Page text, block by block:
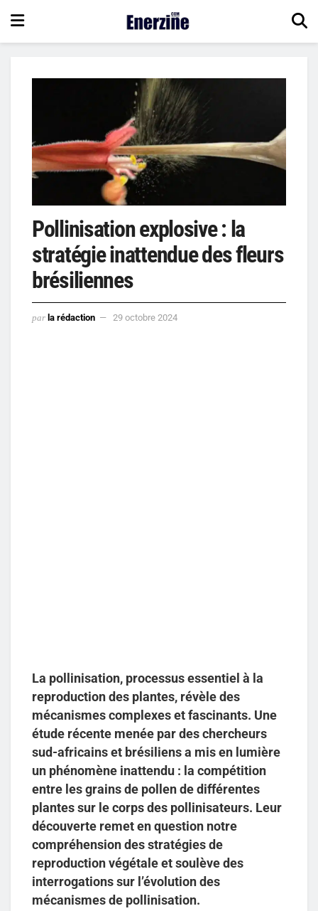
Pollinisation explosive : la
stratégie inattendue des fleurs
brésiliennes
par la rédaction 29 octobre 2024
La pollinisation, processus essentiel à la
reproduction des plantes, révèle des
mécanismes complexes et fascinants. Une
étude récente menée par des chercheurs
sud-africains et brésiliens a mis en lumière
un phénomène inattendu : la compétition
entre les grains de pollen de différentes
plantes sur le corps des pollinisateurs. Leur
découverte remet en question notre
compréhension des stratégies de
reproduction végétale et soulève des
interrogations sur l’évolution des
mécanismes de pollinisation.